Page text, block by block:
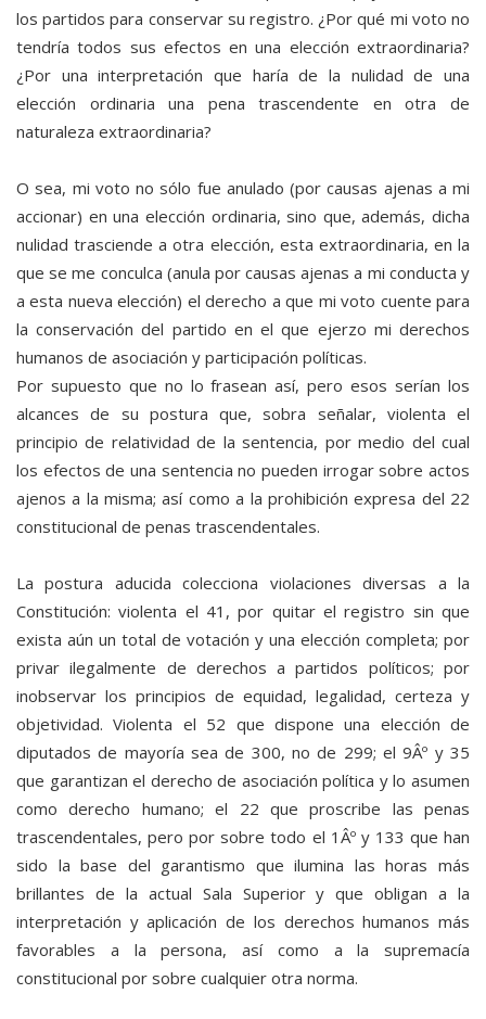
los partidos para conservar su registro. ¿Por qué mi voto no
tendría todos sus efectos en una elección extraordinaria?
¿Por una interpretación que haría de la nulidad de una
elección ordinaria una pena trascendente en otra de
naturaleza extraordinaria?
O sea, mi voto no sólo fue anulado (por causas ajenas a mi
accionar) en una elección ordinaria, sino que, además, dicha
nulidad trasciende a otra elección, esta extraordinaria, en la
que se me conculca (anula por causas ajenas a mi conducta y
a esta nueva elección) el derecho a que mi voto cuente para
la conservación del partido en el que ejerzo mi derechos
humanos de asociación y participación políticas.
Por supuesto que no lo frasean así, pero esos serían los
alcances de su postura que, sobra señalar, violenta el
principio de relatividad de la sentencia, por medio del cual
los efectos de una sentencia no pueden irrogar sobre actos
ajenos a la misma; así como a la prohibición expresa del 22
constitucional de penas trascendentales.
La postura aducida colecciona violaciones diversas a la
Constitución: violenta el 41, por quitar el registro sin que
exista aún un total de votación y una elección completa; por
privar ilegalmente de derechos a partidos políticos; por
inobservar los principios de equidad, legalidad, certeza y
objetividad. Violenta el 52 que dispone una elección de
diputados de mayoría sea de 300, no de 299; el 9Âº y 35
que garantizan el derecho de asociación política y lo asumen
como derecho humano; el 22 que proscribe las penas
trascendentales, pero por sobre todo el 1Âº y 133 que han
sido la base del garantismo que ilumina las horas más
brillantes de la actual Sala Superior y que obligan a la
interpretación y aplicación de los derechos humanos más
favorables a la persona, así como a la supremacía
constitucional por sobre cualquier otra norma.